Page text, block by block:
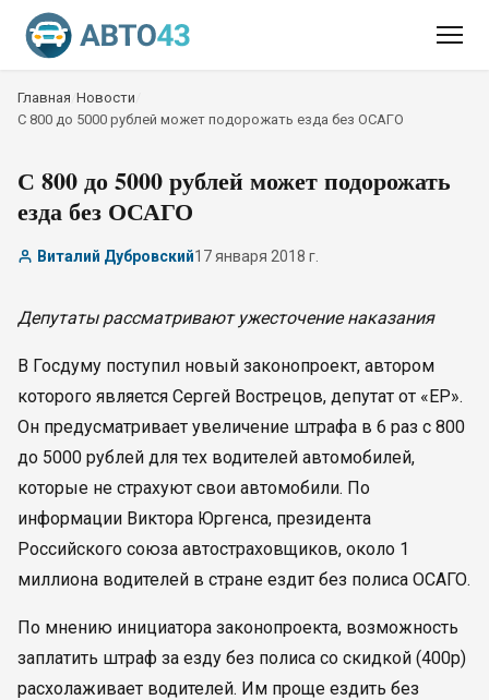
Главная Новости
С 800 до 5000 рублей может подорожать езда без ОСАГО
С 800 до 5000 рублей может подорожать
езда без ОСАГО
Виталий Дубровский17 января 2018 г.
Депутаты рассматривают ужесточение наказания
В Госдуму поступил новый законопроект, автором
которого является Сергей Вострецов, депутат от «ЕР».
Он предусматривает увеличение штрафа в 6 раз с 800
до 5000 рублей для тех водителей автомобилей,
которые не страхуют свои автомобили. По
информации Виктора Юргенса, президента
Российского союза автостраховщиков, около 1
миллиона водителей в стране ездит без полиса ОСАГО.
По мнению инициатора законопроекта, возможность
заплатить штраф за езду без полиса со скидкой (400р)
расхолаживает водителей. Им проще ездить без